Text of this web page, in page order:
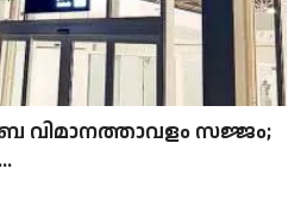
വിമാനത്താവളം സജ്ജം;